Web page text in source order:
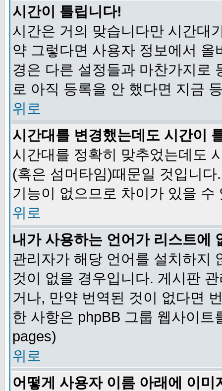
시간이 틀립니다!
시간은 거의 맞습니다만 시간대
약 그렇다면 사용자 정보에서
경은 다른 설정들과 마찬가지로
로 아직 등록을 안 했다면 지금
위로
시간대를 변경했는데도 시간이
시간대를 정확히 맞추었는데도
(혹은 섬머타임)때문일 것입니
기능이 없으므로 차이가 있을 수
위로
내가 사용하는 언어가 리스트에
관리자가 해당 언어를 설치하지
것이 없을 경우입니다. 게시판
거나, 만약 번역된 것이 없다면
한 사항은 phpBB 그룹 웹사이
pages)
위로
어떻게 사용자 이름 아래에 이미